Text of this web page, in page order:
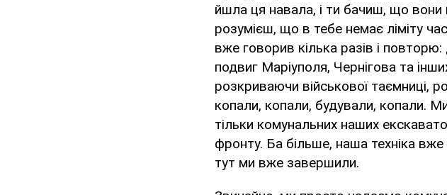
йшла ця навала, і ти бачиш, що
розумієш, що в тебе немає ліміту
вже говорив кілька разів і
подвиг Маріуполя, Чернігова та
розкриваючи військової таємниці,
копали, копали, будували, копали.
тільки комунальних наших
фронту. Ба більше, наша техніка
тут ми вже завершили.